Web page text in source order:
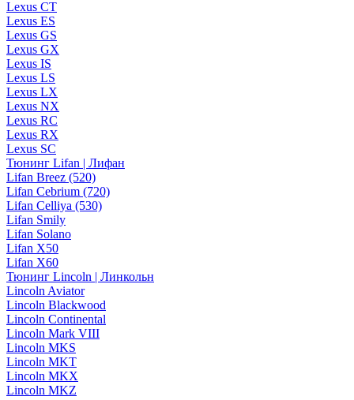
Lexus CT
Lexus ES
Lexus GS
Lexus GX
Lexus IS
Lexus LS
Lexus LX
Lexus NX
Lexus RC
Lexus RX
Lexus SC
Тюнинг Lifan | Лифан
Lifan Breez (520)
Lifan Cebrium (720)
Lifan Celliya (530)
Lifan Smily
Lifan Solano
Lifan X50
Lifan X60
Тюнинг Lincoln | Линкольн
Lincoln Aviator
Lincoln Blackwood
Lincoln Continental
Lincoln Mark VIII
Lincoln MKS
Lincoln MKT
Lincoln MKX
Lincoln MKZ